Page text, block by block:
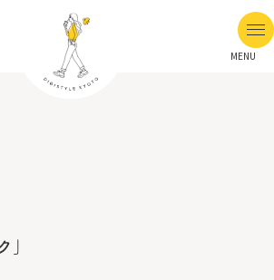
MENU
」